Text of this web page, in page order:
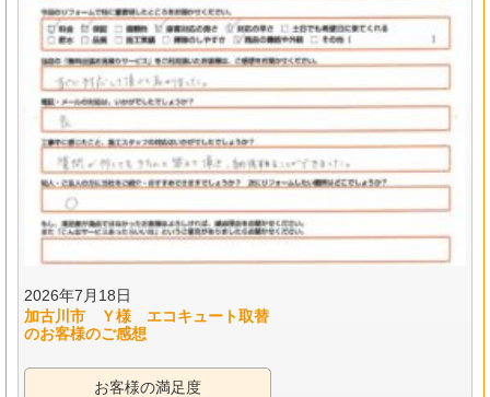
2026年7月18日
加古川市 Ｙ様 エコキュート取替
のお客様のご感想
お客様の満足度